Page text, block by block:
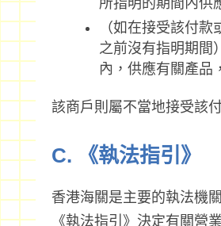
所指明的期間內供
（如在接受該付款
之前沒有指明期間
內，供應有關產品，
該商戶則屬不當地接受該
C. 《執法指引》
香港海關是主要的執法機
《執法指引》決定有關營